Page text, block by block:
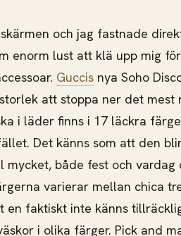
och jag fastnade
enorm lust att klä upp mig
Guccis nya Soho
att stoppa ner det mest
i läder finns i 17 läckra
Det känns som att den
både fest och vardag
varierar mellan chica
faktiskt inte känns
i olika färger. Pick and